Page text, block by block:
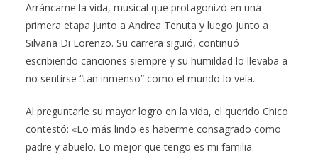
Arráncame la vida, musical que protagonizó en una
primera etapa junto a Andrea Tenuta y luego junto a
Silvana Di Lorenzo. Su carrera siguió, continuó
escribiendo canciones siempre y su humildad lo llevaba a
no sentirse “tan inmenso” como el mundo lo veía.
Al preguntarle su mayor logro en la vida, el querido Chico
contestó: «Lo más lindo es haberme consagrado como
padre y abuelo. Lo mejor que tengo es mi familia.